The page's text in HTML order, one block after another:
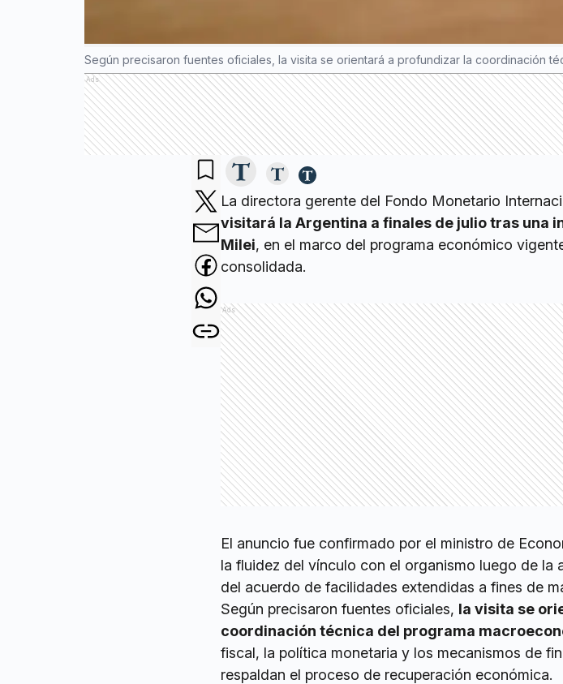
Según precisaron fuentes oficiales, la visita se orientará a profundizar la coordinación
Ads
La directora gerente del Fondo Monetario
visitará la Argentina a finales de julio tras una
Milei, en el marco del programa económico
consolidada.
Ads
El anuncio fue confirmado por el ministro de
la fluidez del vínculo con el organismo luego de la
del acuerdo de facilidades extendidas a fines de
Según precisaron fuentes oficiales, la visita se
coordinación técnica del programa
fiscal, la política monetaria y los mecanismos de
respaldan el proceso de recuperación económica.